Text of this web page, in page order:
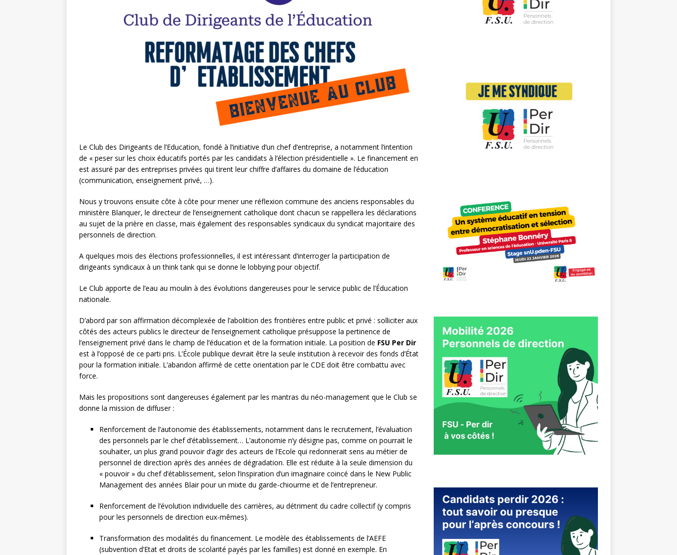
Le Club des Dirigeants de l’Education, fondé à l’initiative d’un chef d’entreprise, a notamment l’intention
de « peser sur les choix éducatifs portés par les candidats à l’élection présidentielle ». Le financement en
est assuré par des entreprises privées qui tirent leur chiffre d’affaires du domaine de l’éducation
(communication, enseignement privé, …).
Nous y trouvons ensuite côte à côte pour mener une réflexion commune des anciens responsables du
ministère Blanquer, le directeur de l’enseignement catholique dont chacun se rappellera les déclarations
au sujet de la prière en classe, mais également des responsables syndicaux du syndicat majoritaire des
personnels de direction.
A quelques mois des élections professionnelles, il est intéressant d’interroger la participation de
dirigeants syndicaux à un think tank qui se donne le lobbying pour objectif.
Le Club apporte de l’eau au moulin à des évolutions dangereuses pour le service public de l’Éducation
nationale.
D’abord par son affirmation décomplexée de l’abolition des frontières entre public et privé : solliciter aux
côtés des acteurs publics le directeur de l’enseignement catholique présuppose la pertinence de
l’enseignement privé dans le champ de l’éducation et de la formation initiale. La position de FSU Per Dir
est à l’opposé de ce parti pris. L’École publique devrait être la seule institution à recevoir des fonds d’État
pour la formation initiale. L’abandon affirmé de cette orientation par le CDE doit être combattu avec
force.
Mais les propositions sont dangereuses également par les mantras du néo-management que le Club se
donne la mission de diffuser :
Renforcement de l’autonomie des établissements, notamment dans le recrutement, l’évaluation
des personnels par le chef d’établissement… L’autonomie n’y désigne pas, comme on pourrait le
souhaiter, un plus grand pouvoir d’agir des acteurs de l’Ecole qui redonnerait sens au métier de
personnel de direction après des années de dégradation. Elle est réduite à la seule dimension du
« pouvoir » du chef d’établissement, selon l’inspiration d’un imaginaire coincé dans le New Public
Management des années Blair pour un mixte du garde-chiourme et de l’entrepreneur.
Renforcement de l’évolution individuelle des carrières, au détriment du cadre collectif (y compris
pour les personnels de direction eux-mêmes).
Transformation des modalités du financement. Le modèle des établissements de l’AEFE
(subvention d’Etat et droits de scolarité payés par les familles) est donné en exemple. En